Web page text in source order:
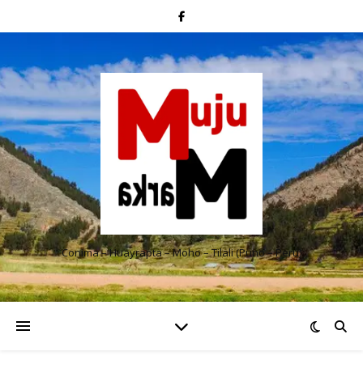
Conima – Huayrapta – Moho – Tilali (Puno – Perú)